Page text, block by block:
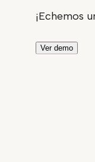
¡Echemos
Ver demo